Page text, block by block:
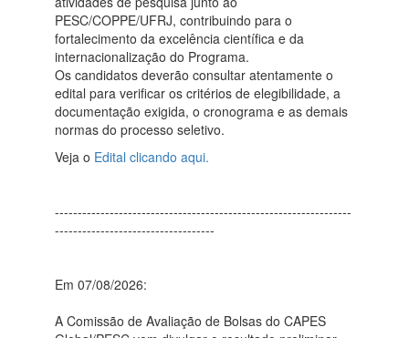
PESC/COPPE/UFRJ, contribuindo para o
fortalecimento da excelência científica e da
internacionalização do Programa.
Os candidatos deverão consultar atentamente o
edital para verificar os critérios de elegibilidade, a
documentação exigida, o cronograma e as demais
normas do processo seletivo.
Veja o Edital clicando aqui.
-----------------------------------------------------------------
-----------------------------------
Em 07/08/2026:
A Comissão de Avaliação de Bolsas do CAPES